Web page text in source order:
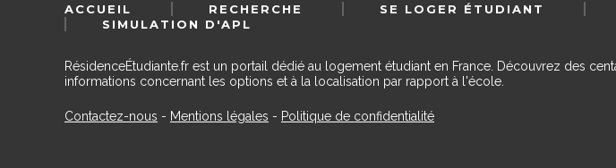
ACCUEIL RECHERCHE SE LOGER ÉTUDIANT
SIMULATION D'APL
RésidenceÉtudiante.fr est un portail dédié au logement étudiant en France. Découvrez des
informations concernant les options et à la localisation par rapport à l'école.
Contactez-nous - Mentions légales - Politique de confidentialité